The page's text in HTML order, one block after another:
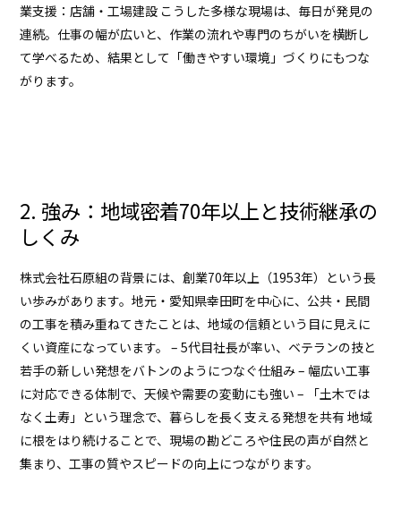
業支援：店舗・工場建設 こうした多様な現場は、毎日が発見の
連続。仕事の幅が広いと、作業の流れや専門のちがいを横断し
て学べるため、結果として「働きやすい環境」づくりにもつな
がります。
2. 強み：地域密着70年以上と技術継承の
しくみ
株式会社石原組の背景には、創業70年以上（1953年） という長
い歩みがあります。地元・愛知県幸田町を中心に、公共・民間
の工事を積み重ねてきたことは、地域の信頼という目に見えに
くい資産になっています。 –5代目社長が率い、ベテランの技と
若手の新しい発想をバトンのようにつなぐ仕組み – 幅広い工事
に対応できる体制で、天候や需要の変動にも強い – 「土木では
なく土寿 」という理念で、暮らしを長く支える発想を共有 地域
に根をはり続けることで、現場の勘どころや住民の声が自然と
集まり、工事の質やスピードの向上につながります。